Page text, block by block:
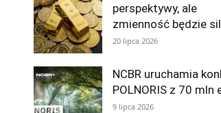
perspektywy, ale
zmienność będzie
20 lipca 2026
NCBR uruchamia
POLNORIS z 70 mln
9 lipca 2026